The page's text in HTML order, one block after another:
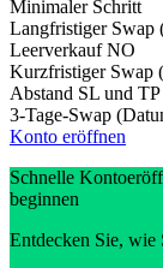
Minimaler Schritt
Langfristiger Swap
Leerverkauf NO
Kurzfristiger Swap
Abstand SL und TP
3-Tage-Swap
Konto eröffnen
Schnelle
beginnen
Entdecken Sie, wie